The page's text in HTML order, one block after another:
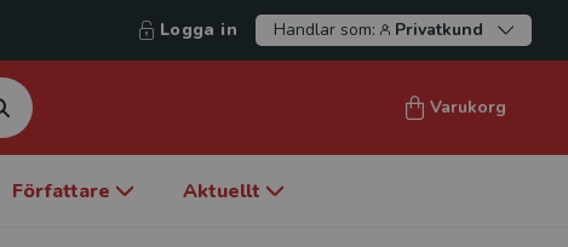
Logga in Handlar som: Privatkund
Varukorg
Författare Aktuellt